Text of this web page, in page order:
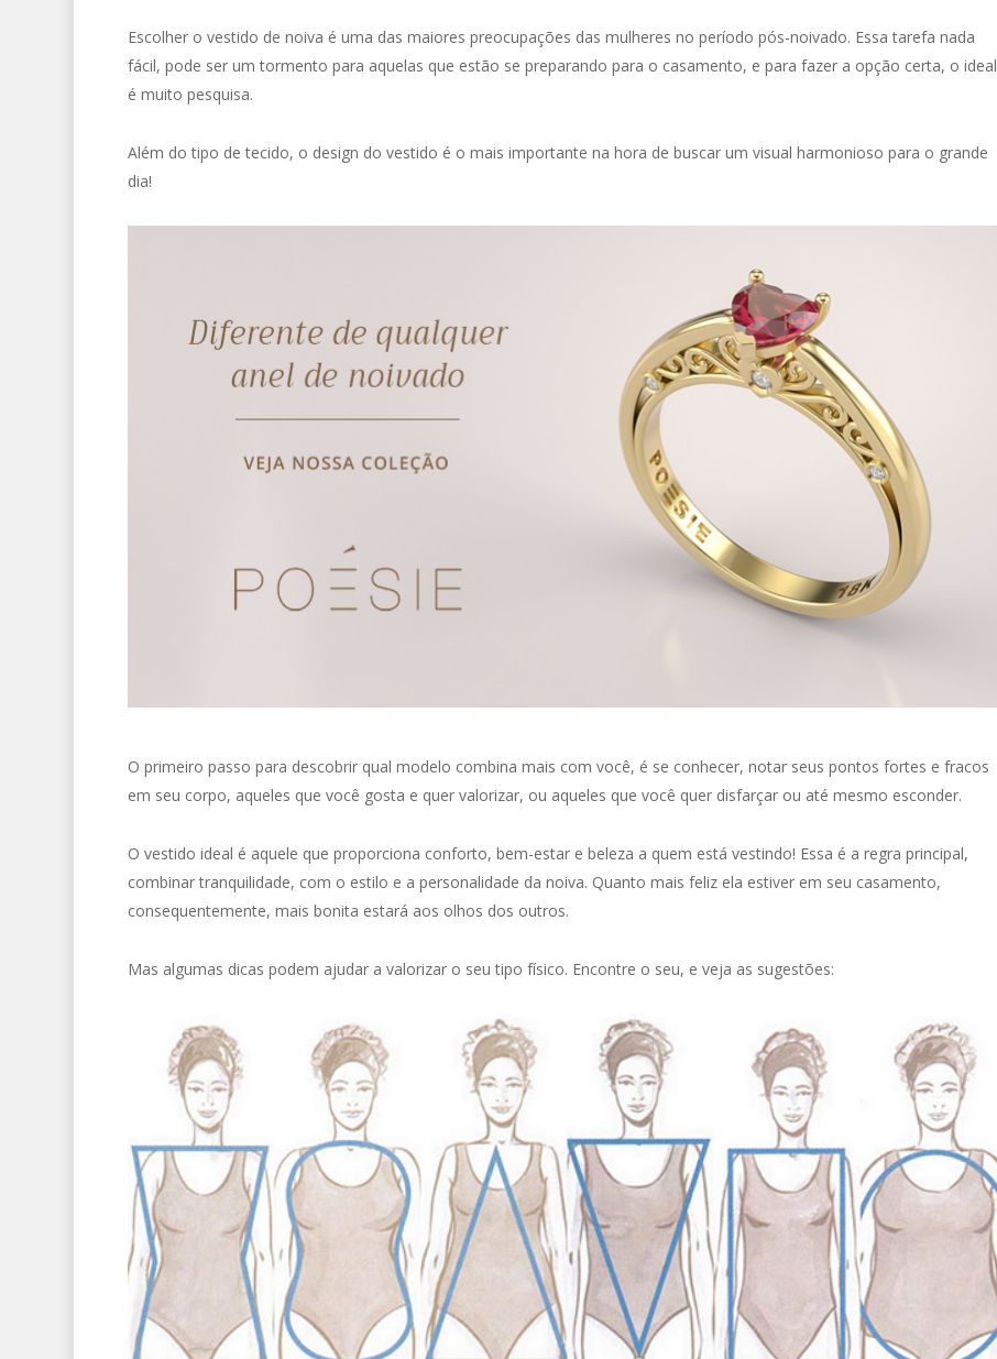
Escolher o vestido de noiva é uma das maiores preocupações das mulheres no período pós-noivado. Essa tarefa nada
fácil, pode ser um tormento para aquelas que estão se preparando para o casamento, e para fazer a opção certa, o ideal
é muito pesquisa.
Além do tipo de tecido, o design do vestido é o mais importante na hora de buscar um visual harmonioso para o grande
dia!
O primeiro passo para descobrir qual modelo combina mais com você, é se conhecer, notar seus pontos fortes e fracos
em seu corpo, aqueles que você gosta e quer valorizar, ou aqueles que você quer disfarçar ou até mesmo esconder.
O vestido ideal é aquele que proporciona conforto, bem-estar e beleza a quem está vestindo! Essa é a regra principal,
combinar tranquilidade, com o estilo e a personalidade da noiva. Quanto mais feliz ela estiver em seu casamento,
consequentemente, mais bonita estará aos olhos dos outros.
Mas algumas dicas podem ajudar a valorizar o seu tipo físico. Encontre o seu, e veja as sugestões: